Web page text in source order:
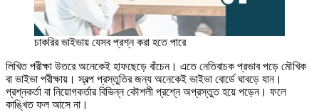
চাকরির ভাইভায় যেসব প্রশ্ন করা হতে পারে
লিখিত পরীক্ষা উতরে অনেকেই হাফছেড়ে বাঁচেন। এতে নেতিবাচক প্রভাব পড়ে মৌখিক
বা ভাইভা পরীক্ষায়। স্বল্প প্রস্তুতির জন্য অনেকেই ভাইভা বোর্ডে ঘাবড়ে যান।
প্রশ্নকর্তা বা নিয়োগকর্তার বিভিন্ন কৌশলী প্রশ্নে অপ্রস্তুত হয়ে পড়েন। ফলে
কাঙ্খিত ফল আসে না।